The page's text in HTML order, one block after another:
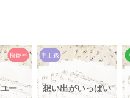
ー
想い出がいっぱい